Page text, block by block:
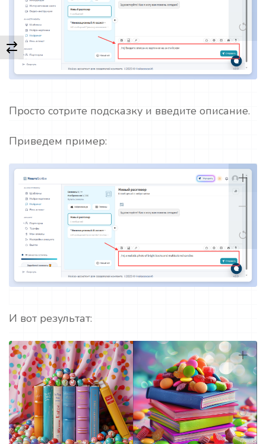
Просто сотрите подсказку и введите описание.
Приведем пример:
И вот результат: